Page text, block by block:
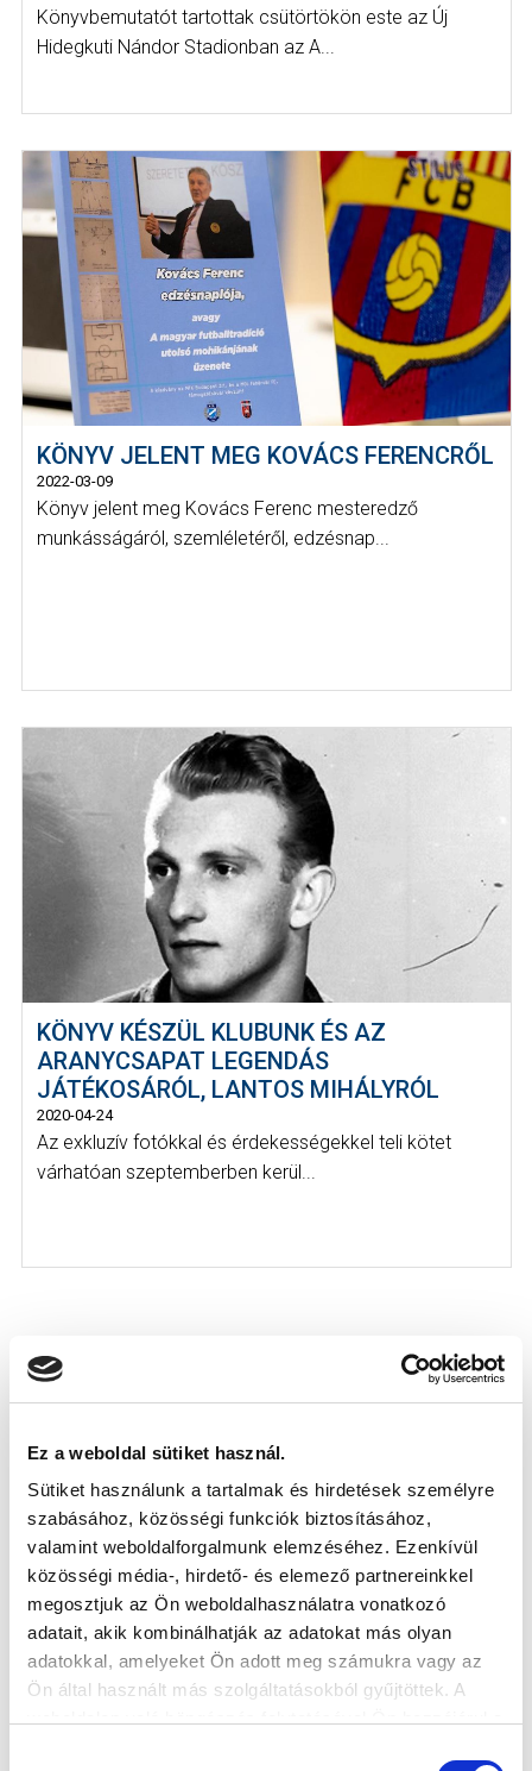
Ez a weboldal sütiket használ.
Sütiket használunk a tartalmak és hirdetések személyre
szabásához, közösségi funkciók biztosításához,
valamint weboldalforgalmunk elemzéséhez. Ezenkívül
közösségi média-, hirdető- és elemező partnereinkkel
megosztjuk az Ön weboldalhasználatra vonatkozó
adatait, akik kombinálhatják az adatokat más olyan
adatokkal, amelyeket Ön adott meg számukra vagy az
Ön által használt más szolgáltatásokból gyűjtöttek. A
Könyvbemutatót tartottak csütörtökön este az Új
Hidegkuti Nándor Stadionban az A...
KÖNYV JELENT MEG KOVÁCS FERENCRŐL
2022-03-09
Könyv jelent meg Kovács Ferenc mesteredző
munkásságáról, szemléletéről, edzésnap...
KÖNYV KÉSZÜL KLUBUNK ÉS AZ
ARANYCSAPAT LEGENDÁS
JÁTÉKOSÁRÓL, LANTOS MIHÁLYRÓL
2020-04-24
Az exkluzív fotókkal és érdekességekkel teli kötet
várhatóan szeptemberben kerül...
KÖVETKEZŐ MÉRKŐZÉS
SIÓFOK VÁROSI STADION
BFC SIÓFOK
VS
MTK BUDAPEST II
MTK BUDAPEST HÍRLEVÉL